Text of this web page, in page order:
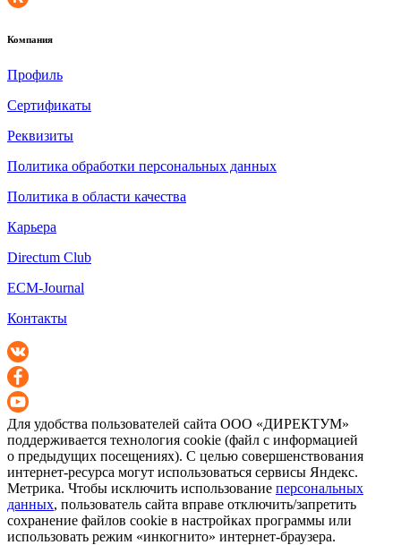
Компания
Профиль
Сертификаты
Реквизиты
Политика обработки персональных данных
Политика в области качества
Карьера
Directum Club
ECM-Journal
Контакты
Для удобства пользователей сайта ООО «ДИРЕКТУМ»
поддерживается технология cookie (файл с информацией
о предыдущих посещениях). С целью совершенствования
интернет-ресурса могут использоваться сервисы Яндекс.
Метрика. Чтобы исключить использование персональных
данных, пользователь сайта вправе отключить/запретить
сохранение файлов cookie в настройках программы или
использовать режим «инкогнито» интернет-браузера.